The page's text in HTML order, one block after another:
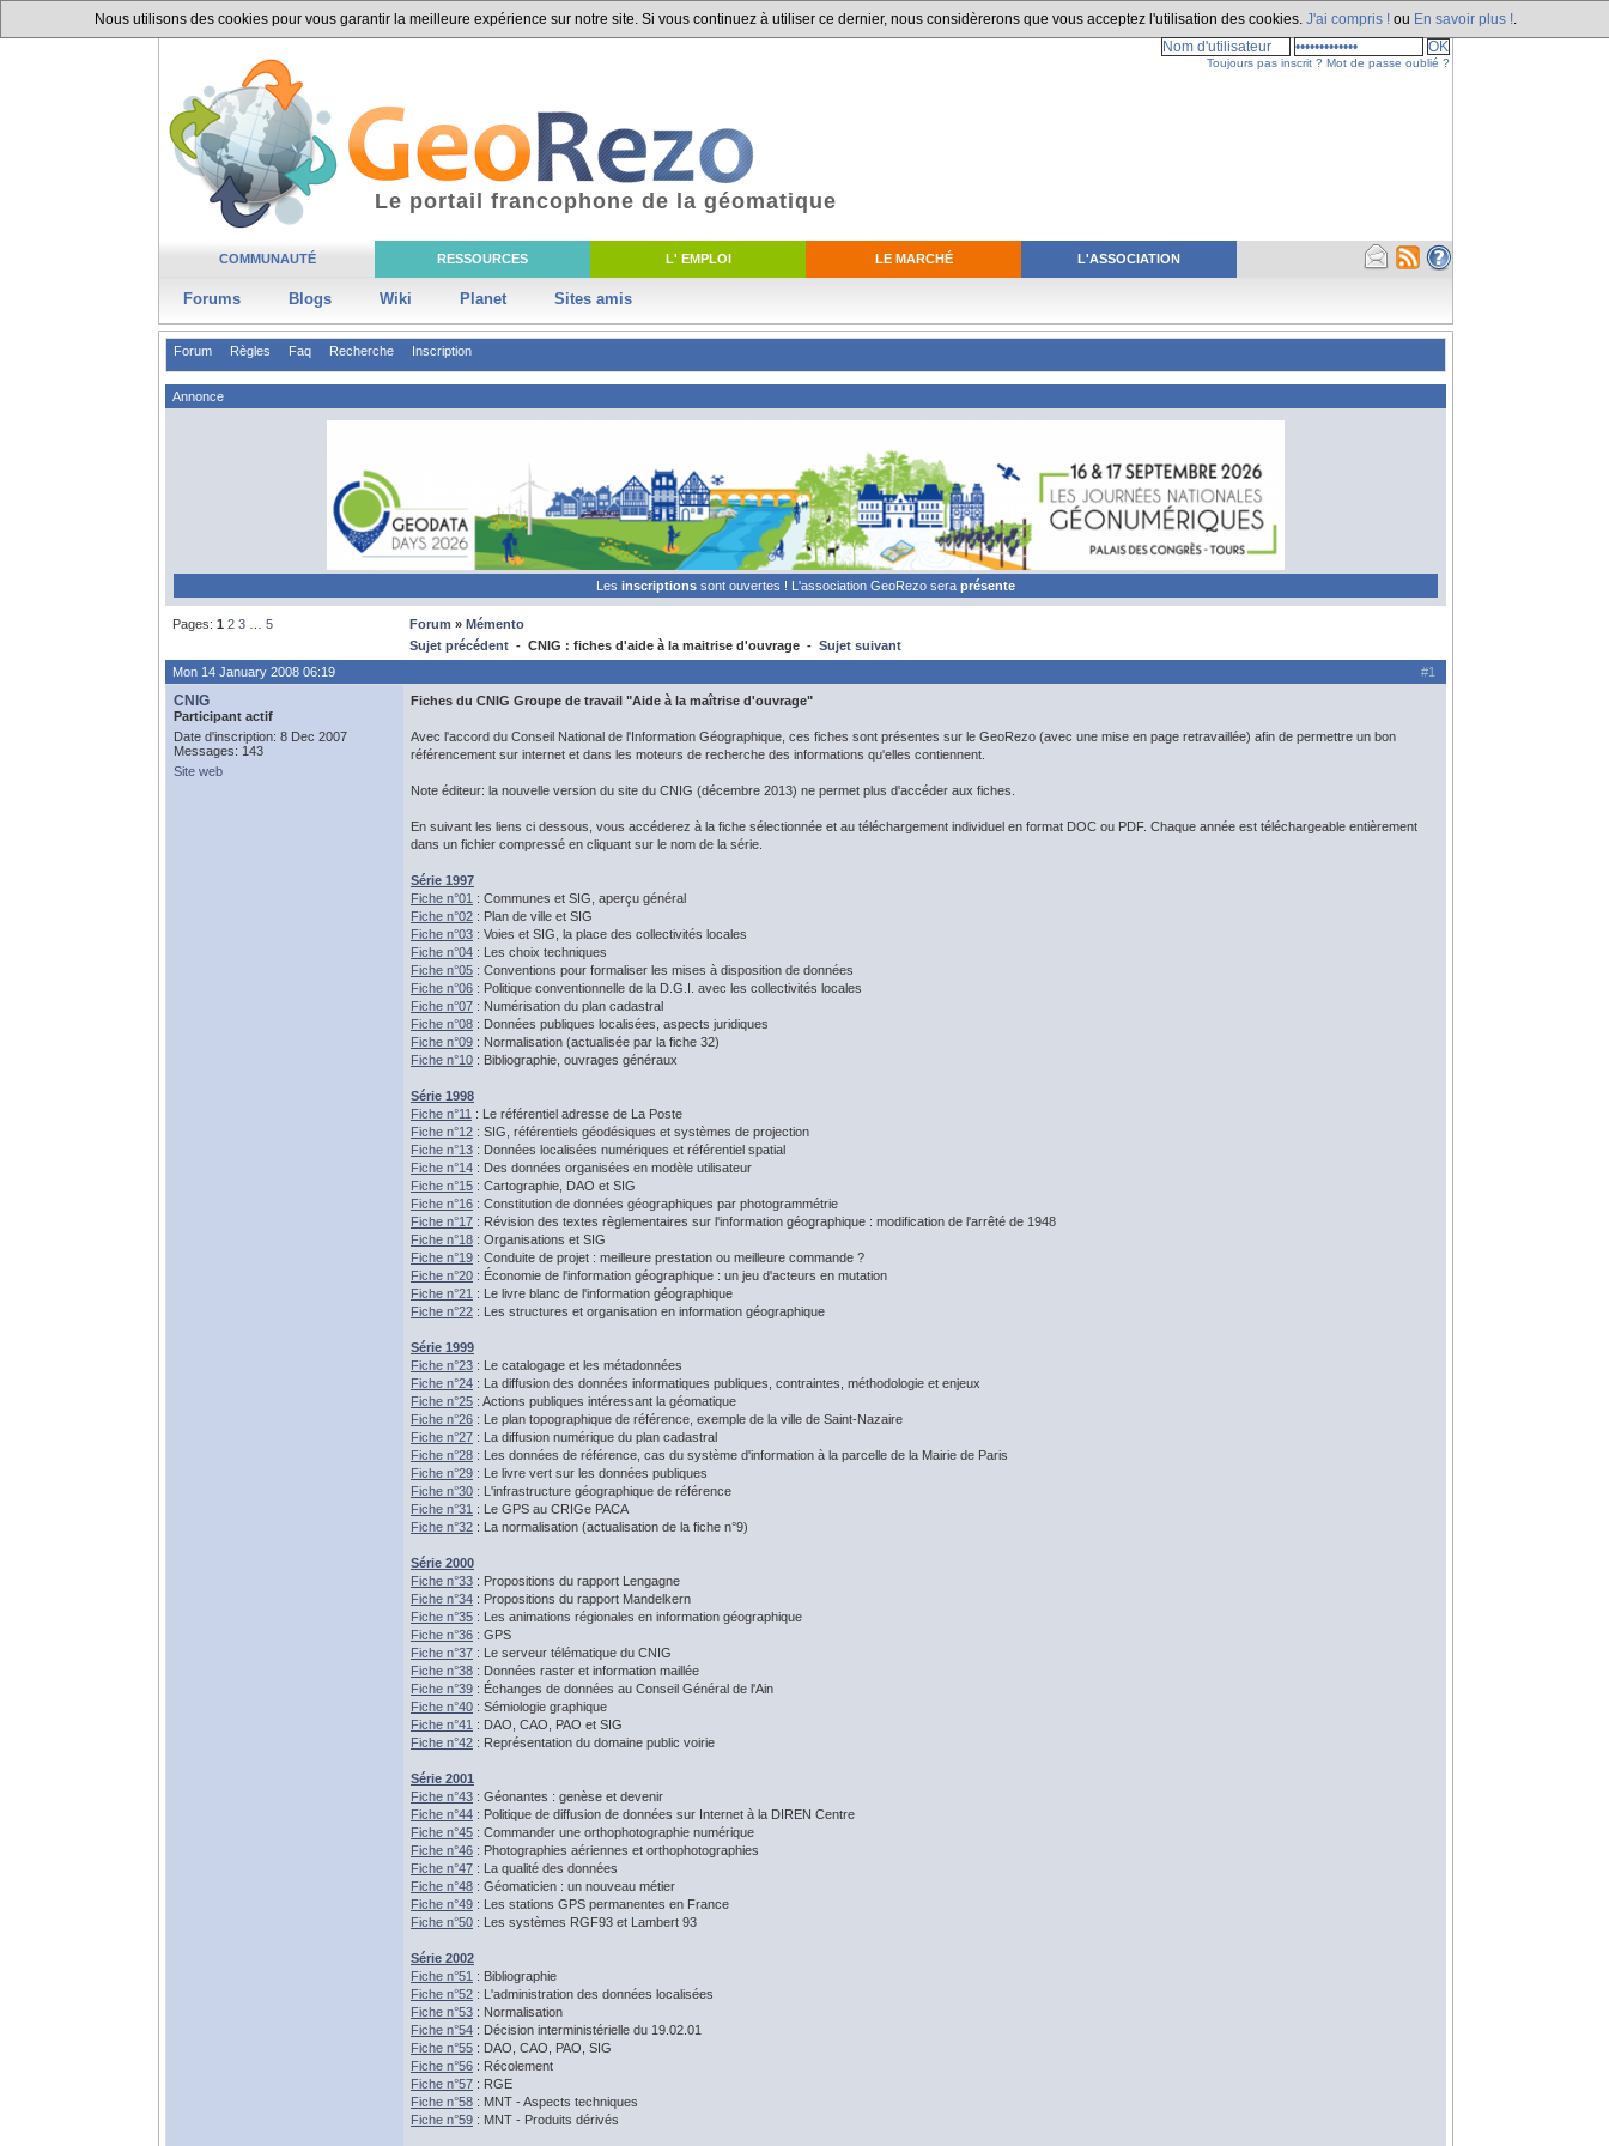
Nous utilisons des cookies pour vous garantir la meilleure expérience sur notre site. Si vous continuez à utiliser ce dernier, nous considèrerons que vous acceptez l'utilisation des cookies. J'ai compris ! ou En savoir plus !
COMMUNAUTÉ RESSOURCES L' EMPLOI LE MARCHÉ L'ASSOCIATION
Forums Blogs Wiki Planet Sites amis
Le portail francophone de la géomatique
Toujours pas inscrit ? Mot de passe oublié ?
Forum Règles Faq Recherche Inscription
Annonce
Les inscriptions sont ouvertes ! L'association GeoRezo sera présente
Pages: 1 2 3 5 Forum » Mémento
Sujet précédent - CNIG : fiches d'aide à la maitrise d'ouvrage - Sujet suivant
#1
Mon 14 January 2008 06:19
CNIG
Participant actif
Date d'inscription: 8 Dec 2007
Messages: 143
Site web
Fiches du CNIG Groupe de travail "Aide à la maîtrise d'ouvrage"
Avec l'accord du Conseil National de l'Information Géographique, ces fiches sont présentes sur le GeoRezo (avec une mise en page retravaillée) afin de permettre un bon
référencement sur internet et dans les moteurs de recherche des informations qu'elles contiennent.
Note éditeur: la nouvelle version du site du CNIG (décembre 2013) ne permet plus d'accéder aux fiches.
En suivant les liens ci dessous, vous accéderez à la fiche sélectionnée et au téléchargement individuel en format DOC ou PDF. Chaque année est téléchargeable entièrement
dans un fichier compressé en cliquant sur le nom de la série.
Série 1997
Fiche n°01 : Communes et SIG, aperçu général
Fiche n°02 : Plan de ville et SIG
Fiche n°03 : Voies et SIG, la place des collectivités locales
Fiche n°04 : Les choix techniques
Fiche n°05 : Conventions pour formaliser les mises à disposition de données
Fiche n°06 : Politique conventionnelle de la D.G.I. avec les collectivités locales
Fiche n°07 : Numérisation du plan cadastral
Fiche n°08 : Données publiques localisées, aspects juridiques
Fiche n°09 : Normalisation (actualisée par la fiche 32)
Fiche n°10 : Bibliographie, ouvrages généraux
Série 1998
Fiche n°11 : Le référentiel adresse de La Poste
Fiche n°12 : SIG, référentiels géodésiques et systèmes de projection
Fiche n°13 : Données localisées numériques et référentiel spatial
Fiche n°14 : Des données organisées en modèle utilisateur
Fiche n°15 : Cartographie, DAO et SIG
Fiche n°16 : Constitution de données géographiques par photogrammétrie
Fiche n°17 : Révision des textes règlementaires sur l'information géographique : modification de l'arrêté de 1948
Fiche n°18 : Organisations et SIG
Fiche n°19 : Conduite de projet : meilleure prestation ou meilleure commande ?
Fiche n°20 : Économie de l'information géographique : un jeu d'acteurs en mutation
Fiche n°21 : Le livre blanc de l'information géographique
Fiche n°22 : Les structures et organisation en information géographique
Série 1999
Fiche n°23 : Le catalogage et les métadonnées
Fiche n°24 : La diffusion des données informatiques publiques, contraintes, méthodologie et enjeux
Fiche n°25 : Actions publiques intéressant la géomatique
Fiche n°26 : Le plan topographique de référence, exemple de la ville de Saint-Nazaire
Fiche n°27 : La diffusion numérique du plan cadastral
Fiche n°28 : Les données de référence, cas du système d'information à la parcelle de la Mairie de Paris
Fiche n°29 : Le livre vert sur les données publiques
Fiche n°30 : L'infrastructure géographique de référence
Fiche n°31 : Le GPS au CRIGe PACA
Fiche n°32 : La normalisation (actualisation de la fiche n°9)
Série 2000
Fiche n°33 : Propositions du rapport Lengagne
Fiche n°34 : Propositions du rapport Mandelkern
Fiche n°35 : Les animations régionales en information géographique
Fiche n°36 : GPS
Fiche n°37 : Le serveur télématique du CNIG
Fiche n°38 : Données raster et information maillée
Fiche n°39 : Échanges de données au Conseil Général de l'Ain
Fiche n°40 : Sémiologie graphique
Fiche n°41 : DAO, CAO, PAO et SIG
Fiche n°42 : Représentation du domaine public voirie
Série 2001
Fiche n°43 : Géonantes : genèse et devenir
Fiche n°44 : Politique de diffusion de données sur Internet à la DIREN Centre
Fiche n°45 : Commander une orthophotographie numérique
Fiche n°46 : Photographies aériennes et orthophotographies
Fiche n°47 : La qualité des données
Fiche n°48 : Géomaticien : un nouveau métier
Fiche n°49 : Les stations GPS permanentes en France
Fiche n°50 : Les systèmes RGF93 et Lambert 93
Série 2002
Fiche n°51 : Bibliographie
Fiche n°52 : L'administration des données localisées
Fiche n°53 : Normalisation
Fiche n°54 : Décision interministérielle du 19.02.01
Fiche n°55 : DAO, CAO, PAO, SIG
Fiche n°56 : Récolement
Fiche n°57 : RGE
Fiche n°58 : MNT - Aspects techniques
Fiche n°59 : MNT - Produits dérivés